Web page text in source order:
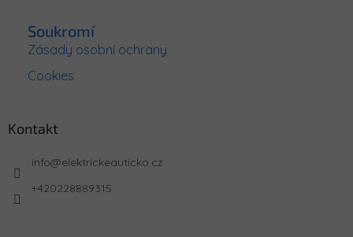
Soukromí
Zásady osobní ochrany
Cookies
Kontakt
info@elektrickeauticko.cz
+420228889315